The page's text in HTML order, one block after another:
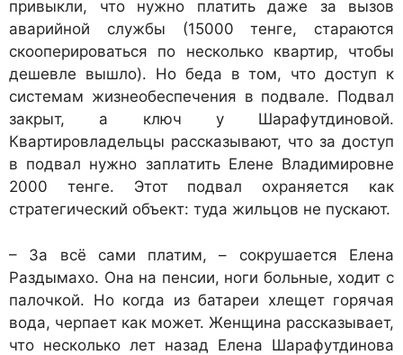
привыкли, что нужно платить даже за вызов
аварийной службы (15000 тенге, стараются
скооперироваться по несколько квартир, чтобы
дешевле вышло). Но беда в том, что доступ к
системам жизнеобеспечения в подвале. Подвал
закрыт, а ключ у Шарафутдиновой.
Квартировладельцы рассказывают, что за доступ
в подвал нужно заплатить Елене Владимировне
2000 тенге. Этот подвал охраняется как
стратегический объект: туда жильцов не пускают.
– За всё сами платим, – сокрушается Елена
Раздымахо. Она на пенсии, ноги больные, ходит с
палочкой. Но когда из батареи хлещет горячая
вода, черпает как может. Женщина рассказывает,
что несколько лет назад Елена Шарафутдинова